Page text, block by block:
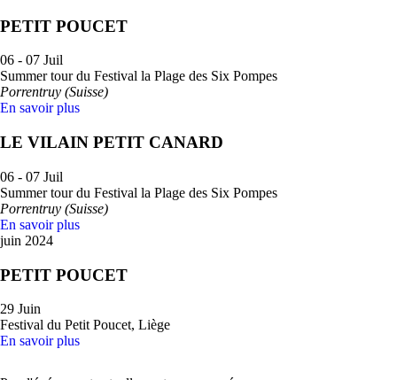
PETIT POUCET
06 - 07 Juil
Summer tour du Festival la Plage des Six Pompes
Porrentruy (Suisse)
En savoir plus
LE VILAIN PETIT CANARD
06 - 07 Juil
Summer tour du Festival la Plage des Six Pompes
Porrentruy (Suisse)
En savoir plus
juin 2024
PETIT POUCET
29 Juin
Festival du Petit Poucet, Liège
En savoir plus